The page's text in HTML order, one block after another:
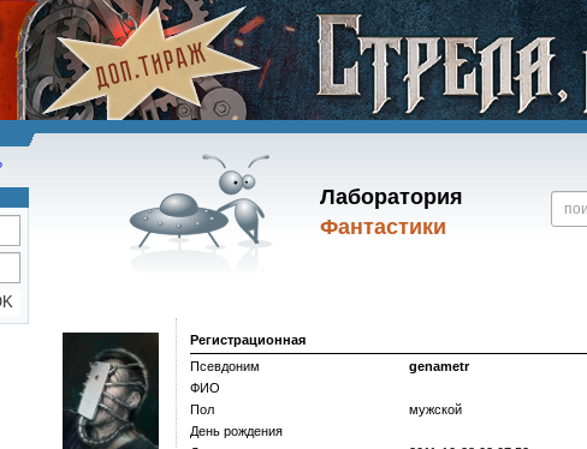
Лаборатория
Фантастики
Регистрационная
Псевдоним
genametr
ФИО
Пол
мужской
День рождения